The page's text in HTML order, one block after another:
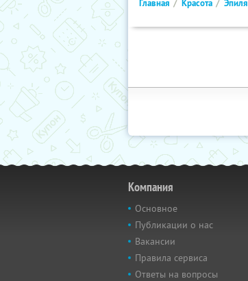
Главная Красота
Компания
Основное
Публикации о нас
Вакансии
Правила сервиса
Ответы на вопросы